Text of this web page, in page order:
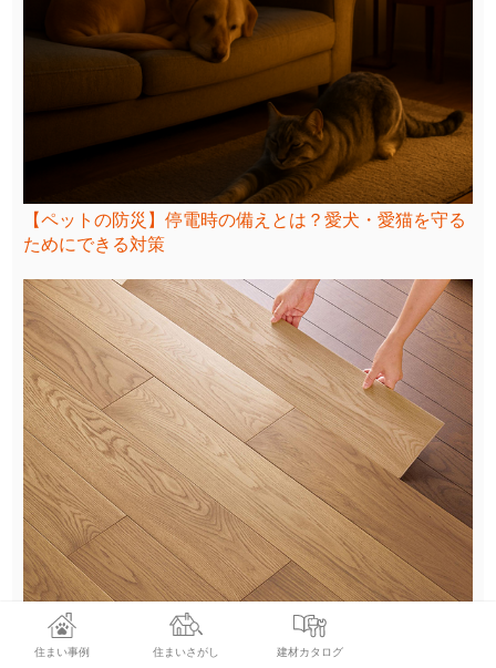
【ペットの防災】停電時の備えとは？愛犬・愛猫を守る
ためにできる対策
愛犬にやさしい“本物の木の床”へリフォーム！上貼りで
叶える安全・快適・上質な住まい空間
住まい事例 住まいさがし 建材カタログ